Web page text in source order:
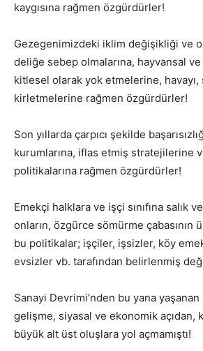
kaygısına rağmen özgürdürler!
Gezegenimizdeki iklim değişikliği ve
deliğe sebep olmalarına, hayvansal
kitlesel olarak yok etmelerine, havayı,
kirletmelerine rağmen özgürdürler!
Son yıllarda çarpıcı şekilde
kurumlarına, iflas etmiş stratejilerine
politikalarına rağmen özgürdürler!
Emekçi halklara ve işçi sınıfına salık
onların, özgürce sömürme çabasının
bu politikalar; işçiler, işsizler, köy
evsizler vb. tarafından belirlenmiş
Sanayi Devrimi’nden bu yana
gelişme, siyasal ve ekonomik açıdan,
büyük alt üst oluşlara yol açmamıştı!